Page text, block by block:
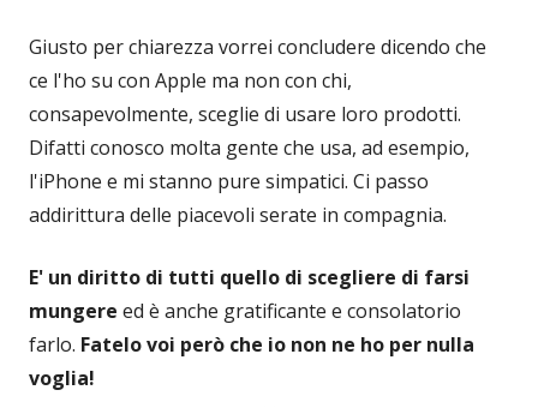
Giusto per chiarezza vorrei concludere dicendo che
ce l'ho su con Apple ma non con chi,
consapevolmente, sceglie di usare loro prodotti.
Difatti conosco molta gente che usa, ad esempio,
l'iPhone e mi stanno pure simpatici. Ci passo
addirittura delle piacevoli serate in compagnia.
E' un diritto di tutti quello di scegliere di farsi
mungere ed è anche gratificante e consolatorio
farlo. Fatelo voi però che io non ne ho per nulla
voglia!